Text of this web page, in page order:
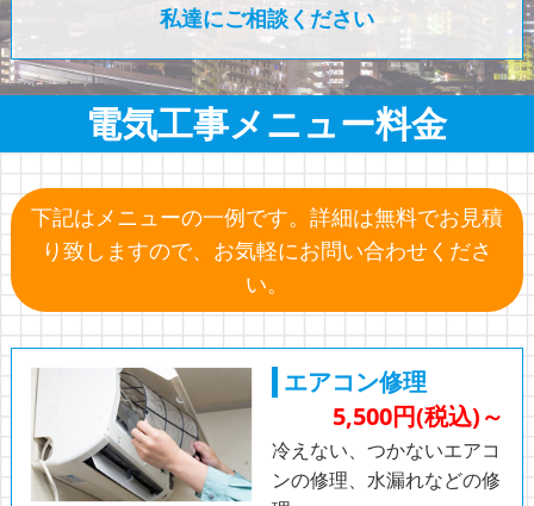
私達にご相談ください
電気工事メニュー料金
下記はメニューの一例です。 詳細は無料でお見積
り致しますので、 お気軽にお問い合わせくださ
い。
エアコン修理
5,500円(税込)～
冷えない、つかないエアコ
ンの修理、⽔漏れなどの修